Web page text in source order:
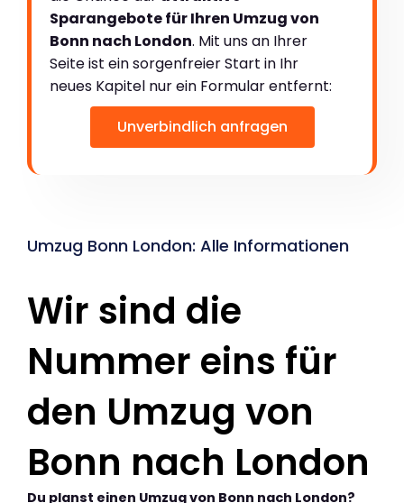
Sparangebote für Ihren Umzug von
Bonn nach London. Mit uns an Ihrer
Seite ist ein sorgenfreier Start in Ihr
neues Kapitel nur ein Formular entfernt:
Unverbindlich anfragen
Umzug Bonn London: Alle Informationen
Wir sind die
Nummer eins für
den Umzug von
Bonn nach London
Du planst einen Umzug von Bonn nach London?